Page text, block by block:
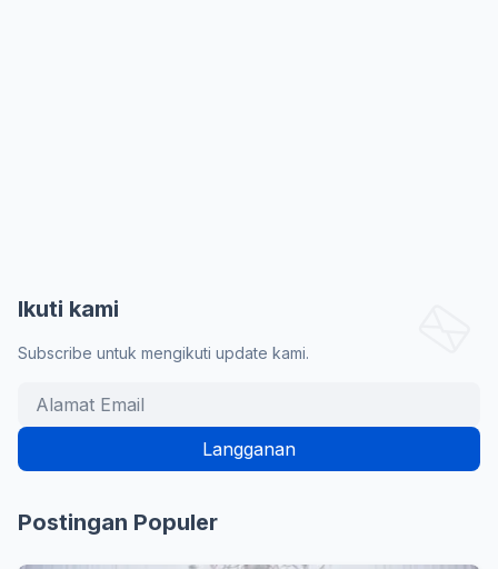
Ikuti kami
Subscribe untuk mengikuti update kami.
Postingan Populer